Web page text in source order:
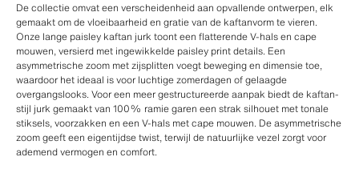
De collectie omvat een verscheidenheid aan opvallende ontwerpen, elk
gemaakt om de vloeibaarheid en gratie van de kaftanvorm te vieren.
Onze lange paisley kaftan jurk toont een flatterende V-hals en cape
mouwen, versierd met ingewikkelde paisley print details. Een
asymmetrische zoom met zijsplitten voegt beweging en dimensie toe,
waardoor het ideaal is voor luchtige zomerdagen of gelaagde
overgangslooks. Voor een meer gestructureerde aanpak biedt de kaftan-
stijl jurk gemaakt van 100% ramie garen een strak silhouet met tonale
stiksels, voorzakken en een V-hals met cape mouwen. De asymmetrische
zoom geeft een eigentijdse twist, terwijl de natuurlijke vezel zorgt voor
ademend vermogen en comfort.